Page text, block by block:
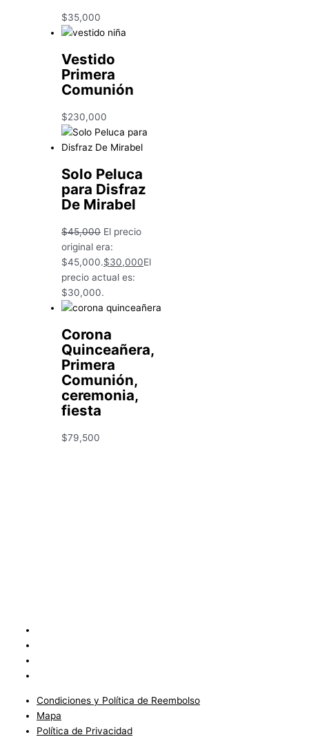
$35,000
Vestido
Primera
Comunión
$230,000
Solo Peluca
para Disfraz
De Mirabel
$45,000 El precio
original era:
$45,000.$30,000El
precio actual es:
$30,000.
Corona
Quinceañera,
Primera
Comunión,
ceremonia,
fiesta
$79,500
Condiciones y Política de Reembolso
Mapa
Política de Privacidad